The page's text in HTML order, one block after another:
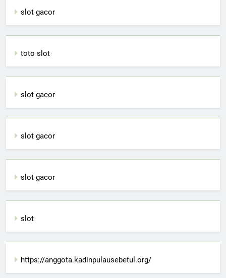
slot gacor
toto slot
slot gacor
slot gacor
slot gacor
slot
https://anggota.kadinpulausebetul.org/